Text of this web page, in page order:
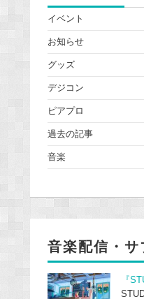
イベント
お知らせ
グッズ
デジコン
ピアプロ
過去の記事
音楽
音楽配信・サ
『